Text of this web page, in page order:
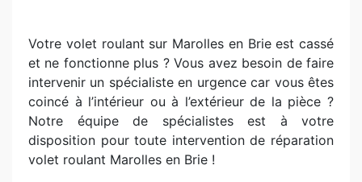
Votre volet roulant sur Marolles en Brie est cassé
et ne fonctionne plus ? Vous avez besoin de faire
intervenir un spécialiste en urgence car vous êtes
coincé à l’intérieur ou à l’extérieur de la pièce ?
Notre équipe de spécialistes est à votre
disposition pour toute intervention de réparation
volet roulant Marolles en Brie !